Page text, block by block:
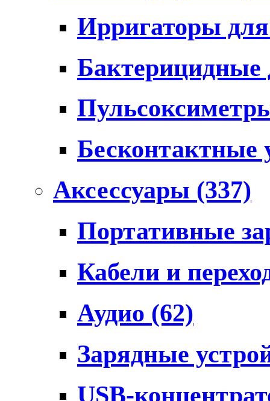
Ирригаторы
Бесконтактные
Аксессуары (337)
Портативные
Кабели и
Аудио (62)
Зарядные
USB-